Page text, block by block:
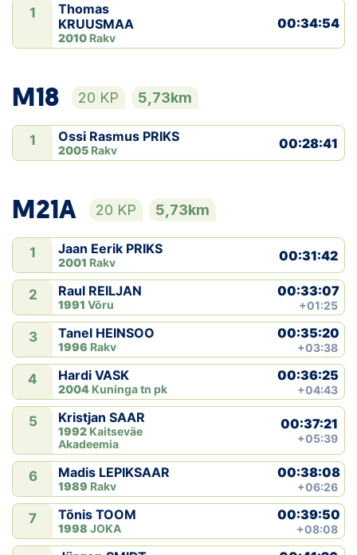
1
Thomas
KRUUSMAA
2010 Rakv
00:34:54
M18 20 KP 5,73km
1 Ossi Rasmus PRIKS
2005 Rakv 00:28:41
M21A 20 KP 5,73km
1 Jaan Eerik PRIKS
2001 Rakv 00:31:42
2 Raul REILJAN
1991 Võru
00:33:07
+01:25
3 Tanel HEINSOO
1996 Rakv
00:35:20
+03:38
4 Hardi VASK
2004 Kuninga tn pk
00:36:25
+04:43
5 Kristjan SAAR
1992 Kaitseväe
Akadeemia
00:37:21
+05:39
6 Madis LEPIKSAAR
1989 Rakv
00:38:08
+06:26
7 Tõnis TOOM
1998 JOKA
00:39:50
+08:08